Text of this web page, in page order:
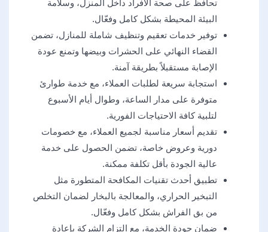
تحافظ على صحة الأفراد داخل المنزل، وسلامة
البيئة المحيطة بشكل كامل وفعّال.
توفير خدمات تعقيم وتنظيف شاملة للمنازل، تضمن
القضاء النهائي على الحشرات وبيضها وتمنع عودة
الإصابة مستقبلاً بطريقة آمنة.
استجابة سريعة لطلبات العملاء، مع خدمة طوارئ
متوفرة على مدار الساعة، وطوال أيام الأسبوع
لتلبية كافة الاحتياجات الفورية.
تقديم أسعار مناسبة لجميع العملاء، مع خصومات
دورية وعروض خاصة، تضمن الحصول على خدمة
عالية الجودة بأقل تكلفة ممكنة.
تطبيق أحدث تقنيات المكافحة المتطورة مثل
التبخير الحراري، والمعالجة بالبخار لضمان التخلص
من بق الفراش بشكل كامل وفعّال.
ضمان جودة الخدمة، مع التزام الشركة بإعادة